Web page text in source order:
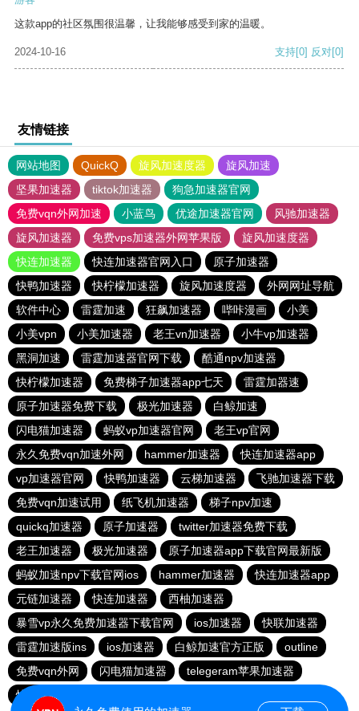
这款app的社区氛围很温馨，让我能够感受到家的温暖。
2024-10-16 支持[0] 反对[0]
友情链接
网站地图 QuickQ 旋风加速度器
旋风加速
坚果加速器
tiktok加速器
狗急加速器官网
免费vqn外网加速
小蓝鸟 优途加速器官网
风驰加速器
旋风加速器
免费vps加速器外网苹果版
旋风加速度器
快连加速器
快连加速器官网入口
原子加速器
快鸭加速器
快柠檬加速器 旋风加速度器
外网网址导航
软件中心
雷霆加速 狂飙加速器 哔咔漫画
小美
小美vpn
小美加速器 老王vn加速器
小牛vp加速器
黑洞加速
雷霆加速器官网下载
酷通npv加速器
快柠檬加速器
免费梯子加速器app七天
雷霆加器速
原子加速器免费下载
极光加速器
白鲸加速
闪电猫加速器
蚂蚁vp加速器官网
老王vp官网
永久免费vqn加速外网
hammer加速器
快连加速器app
vp加速器官网
快鸭加速器 云梯加速器
飞驰加速器下载
免费vqn加速试用
纸飞机加速器
梯子npv加速
quickq加速器
原子加速器
twitter加速器免费下载
老王加速器
极光加速器
原子加速器app下载官网最新版
蚂蚁加速npv下载官网ios
hammer加速器
快连加速器app
元链加速器
快连加速器
西柚加速器
暴雪vp永久免费加速器下载官网
ios加速器
快联加速器
雷霆加速版ins
ios加速器 白鲸加速官方正版
outline
免费vqn外网
闪电猫加速器
telegeram苹果加速器
快连lets加速器